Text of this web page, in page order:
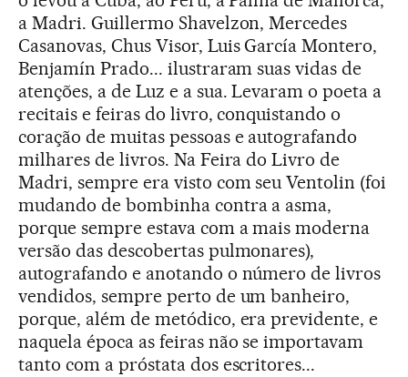
a Madri. Guillermo Shavelzon, Mercedes
Casanovas, Chus Visor, Luis García Montero,
Benjamín Prado... ilustraram suas vidas de
atenções, a de Luz e a sua. Levaram o poeta a
recitais e feiras do livro, conquistando o
coração de muitas pessoas e autografando
milhares de livros. Na Feira do Livro de
Madri, sempre era visto com seu Ventolin (foi
mudando de bombinha contra a asma,
porque sempre estava com a mais moderna
versão das descobertas pulmonares),
autografando e anotando o número de livros
vendidos, sempre perto de um banheiro,
porque, além de metódico, era previdente, e
naquela época as feiras não se importavam
tanto com a próstata dos escritores...